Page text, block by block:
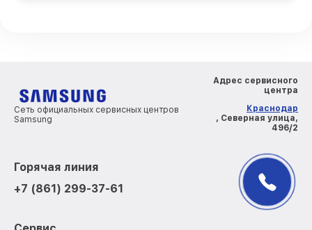
Сеть официальных сервисных центров
Samsung
Адрес сервисного
центра
Краснодар
, Северная улица,
496/2
Горячая линия
+7 (861) 299-37-61